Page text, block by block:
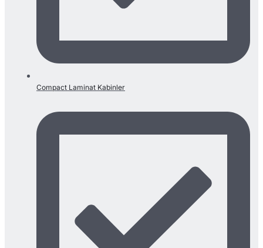
Compact Laminat Kabinler